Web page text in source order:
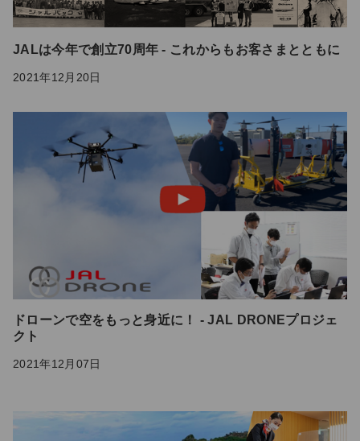
JALは今年で創立70周年 - これからもお客さまとともに
2021年12月20日
ドローンで空をもっと身近に！ - JAL DRONEプロジェ
クト
2021年12月07日